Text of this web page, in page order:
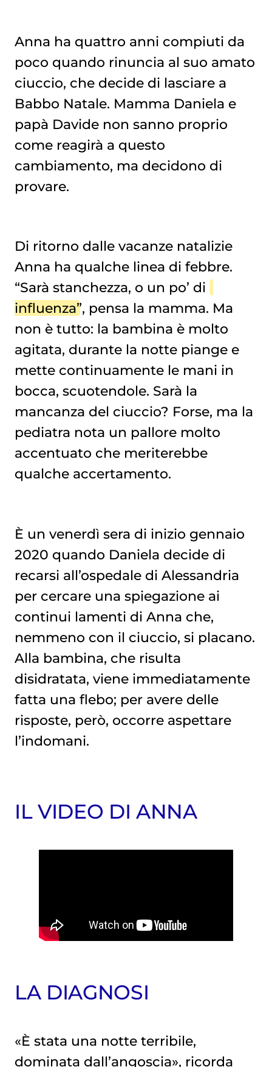
LA FORZA DI ANNA
Anna ha quattro anni compiuti da
poco quando rinuncia al suo amato
ciuccio, che decide di lasciare a
Babbo Natale. Mamma Daniela e
papà Davide non sanno proprio
come reagirà a questo
cambiamento, ma decidono di
provare.
Di ritorno dalle vacanze natalizie
Anna ha qualche linea di febbre.
“Sarà stanchezza, o un po’ di
influenza”, pensa la mamma. Ma
non è tutto: la bambina è molto
agitata, durante la notte piange e
mette continuamente le mani in
bocca, scuotendole. Sarà la
mancanza del ciuccio? Forse, ma la
pediatra nota un pallore molto
accentuato che meriterebbe
qualche accertamento.
È un venerdì sera di inizio gennaio
2020 quando Daniela decide di
recarsi all’ospedale di Alessandria
per cercare una spiegazione ai
continui lamenti di Anna che,
nemmeno con il ciuccio, si placano.
Alla bambina, che risulta
disidratata, viene immediatamente
fatta una flebo; per avere delle
risposte, però, occorre aspettare
l’indomani.
IL VIDEO DI ANNA
LA DIAGNOSI
«È stata una notte terribile,
dominata dall’angoscia», ricorda